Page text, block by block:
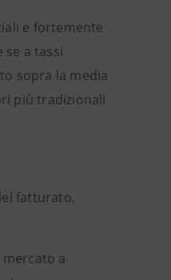
e fortemente
a tassi
sopra la media
più tradizionali
fatturato,
a